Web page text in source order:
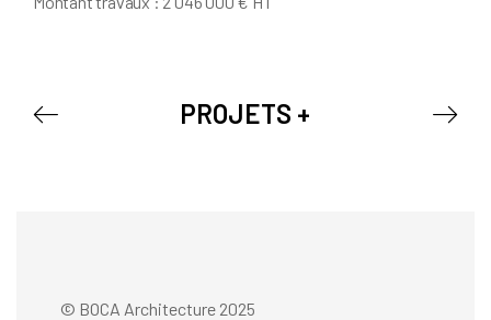
PROJETS +
© BOCA Architecture 2025